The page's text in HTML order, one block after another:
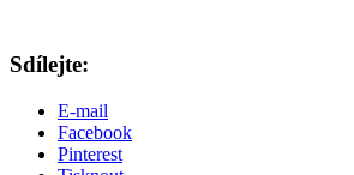
Sdílejte:
E-mail
Facebook
Pinterest